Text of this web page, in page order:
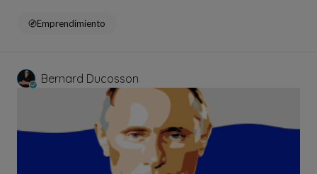
Emprendimiento
Bernard Ducosson